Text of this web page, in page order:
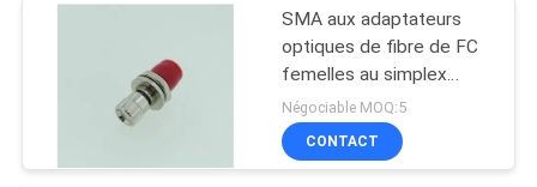
PRIVACY
POLICY
Adaptateurs fibre
optique
SMA aux adaptateurs
optiques de fibre de FC
femelles au simplex
femelle, adaptateur
hybride en métal de
SMA-FC
Négociable MOQ:5
CONTACT